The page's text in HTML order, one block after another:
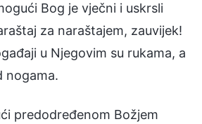
Bog je vječni i uskrsli
za naraštajem, zauvijek!
u Njegovim su rukama, a
nogama.
predodređenom Božjem